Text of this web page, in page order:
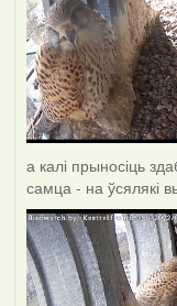
а калі прыносіць
самца - на ўсялякі